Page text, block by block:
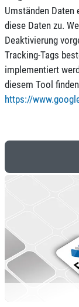
Umständen Daten
diese Daten zu.
Deaktivierung
Tracking-Tags
implementiert
diesem Tool
https://